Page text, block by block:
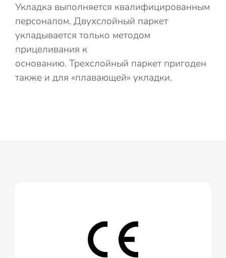
Укладка выполняется квалифицированным
персоналом. Двухслойный паркет
укладывается только методом
прицеливания к
основанию. Трехслойный паркет пригоден
также и для «плавающей» укладки.